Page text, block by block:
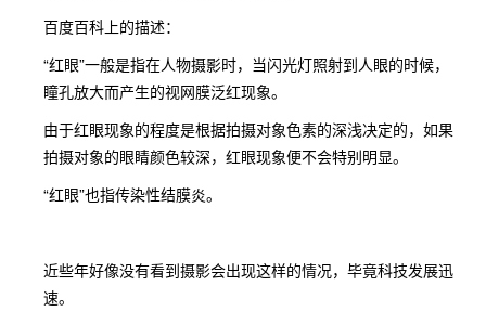
百度百科上的描述：
“红眼”一般是指在人物摄影时，当闪光灯照射到人眼的时候，
瞳孔放大而产生的视网膜泛红现象。
由于红眼现象的程度是根据拍摄对象色素的深浅决定的，如果
拍摄对象的眼睛颜色较深，红眼现象便不会特别明显。
“红眼”也指传染性结膜炎。
近些年好像没有看到摄影会出现这样的情况，毕竟科技发展迅
速。